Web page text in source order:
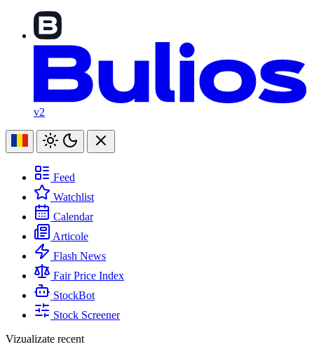
v2
Feed
Watchlist
Calendar
Articole
Flash News
Fair Price Index
StockBot
Stock Screener
Vizualizate recent